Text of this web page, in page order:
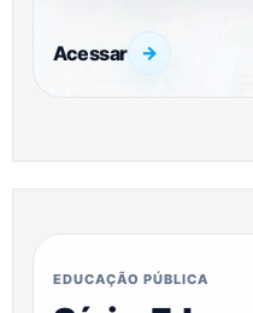
Acessar →
EDUCAÇÃO PÚBLICA